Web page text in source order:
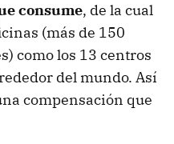
consume, de la cual
(más de 150
como los 13 centros
del mundo. Así
compensación que